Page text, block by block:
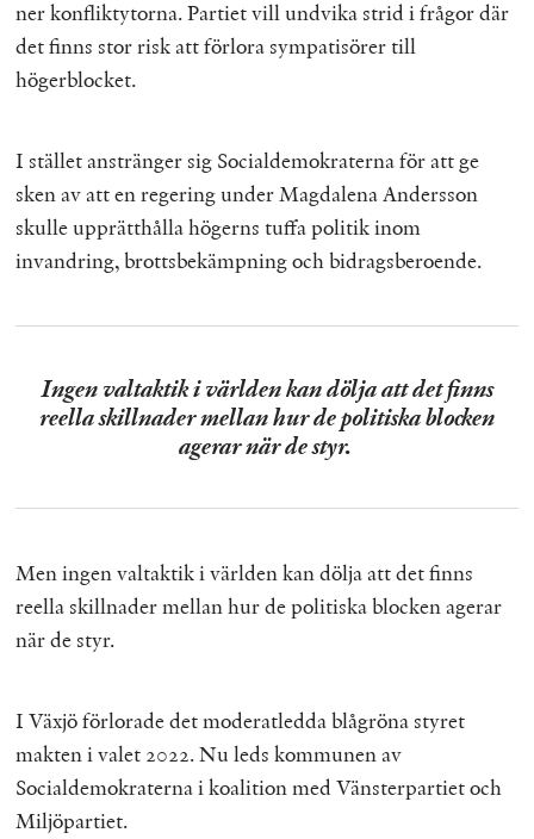
ner konfliktytorna. Partiet vill undvika strid i frågor där
det finns stor risk att förlora sympatisörer till
högerblocket.
I stället anstränger sig Socialdemokraterna för att ge
sken av att en regering under Magdalena Andersson
skulle upprätthålla högerns tuffa politik inom
invandring, brottsbekämpning och bidragsberoende.
Ingen valtaktik i världen kan dölja att det finns
reella skillnader mellan hur de politiska blocken
agerar när de styr.
Men ingen valtaktik i världen kan dölja att det finns
reella skillnader mellan hur de politiska blocken agerar
när de styr.
I Växjö förlorade det moderatledda blågröna styret
makten i valet 2022. Nu leds kommunen av
Socialdemokraterna i koalition med Vänsterpartiet och
Miljöpartiet.